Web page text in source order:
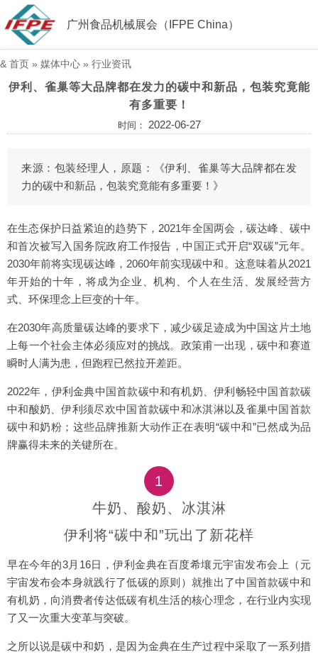
广州食品机械展会（IFPE China）
& 首页 » 媒体中心 » 行业资讯
伊利、雀巢等大品牌都在发力的碳中和新品，包装究竟能
有多重要！
时间： 2022-06-27
来源：包装经理人，原题：《伊利、雀巢等大品牌都在发
力的碳中和新品，包装究竟能有多重要！》
在生态保护日益紧迫的趋势下，2021年全国两会，碳达峰、碳中
和首次被写入国务院政府工作报告，中国正式开启“双碳”元年。
2030年前将实现碳达峰，2060年前实现碳中和。这意味着从2021
年开始的十年，将成为企业、机构、个人在生活、发展经营方
式、环保理念上巨变的十年。
在2030年高质量碳达峰的要求下，减少碳足迹成为中国这片土地
上每一个社会主体必须应对的挑战。政策甫一出现，碳中和赛道
瞬时人满为患，但跑程已然拉开差距。
2022年，伊利金典中国首款碳中和有机奶、伊利畅轻中国首款碳
中和酸奶、伊利须尽欢中国首款碳中和冰淇淋以及雀巢中国首款
碳中和奶粉；这些品牌推新大动作正在表明“碳中和”已然成为品
牌赢得未来的关键所在。
1
牛奶、酸奶、冰淇淋
伊利将“碳中和”玩出了新花样
早在今年的3月16日，伊利金典在百度希壤元宇宙发布会上（元
宇宙发布会本身就践行了低碳的原则）就推出了中国首款碳中和
有机奶，向消费者传达低碳有机生活的核心理念，在行业内实现
了又一次重大变革与突破。
之所以说是碳中和奶，是因为金典在生产过程中采取了一系列措